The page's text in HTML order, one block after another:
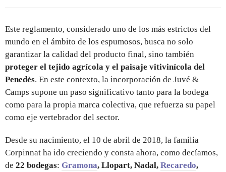
Este reglamento, considerado uno de los más estrictos del
mundo en el ámbito de los espumosos, busca no solo
garantizar la calidad del producto final, sino también
proteger el tejido agrícola y el paisaje vitivinícola del
Penedès. En este contexto, la incorporación de Juvé &
Camps supone un paso significativo tanto para la bodega
como para la propia marca colectiva, que refuerza su papel
como eje vertebrador del sector.
Desde su nacimiento, el 10 de abril de 2018, la familia
Corpinnat ha ido creciendo y consta ahora, como decíamos,
de 22 bodegas: Gramona, Llopart, Nadal, Recaredo,